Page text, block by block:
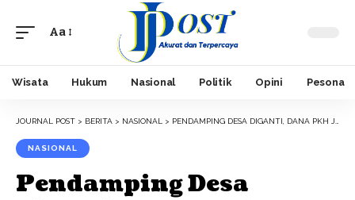
Font
Aa
Wisata Hukum Nasional Politik Opini Pesona
JOURNAL POST > BERITA > NASIONAL > PENDAMPING DESA DIGANTI, DANA PKH JANDA DI DESA SATAR PUNDA BARAT HILANG
NASIONAL
Pendamping Desa